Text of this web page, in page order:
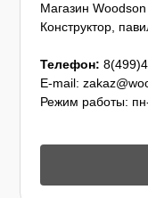
Магазин
Конструктор,
Телефон:
E-mail:
Режим работы: